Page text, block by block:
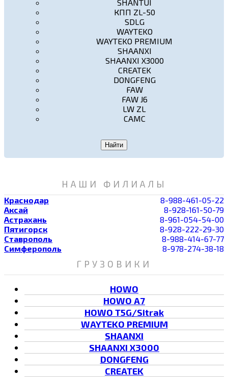
SHANTUI
КПП ZL-50
SDLG
WAYTEKO
WAYTEKO PREMIUM
SHAANXI
SHAANXI X3000
CREATEK
DONGFENG
FAW
FAW J6
LW ZL
CAMC
Найти
НАШИ ФИЛИАЛЫ
Краснодар
8-988-461-05-22
Аксай
8-928-161-50-79
Астрахань
8-961-054-54-00
Пятигорск
8-928-222-29-30
Ставрополь
8-988-414-67-77
Симферополь
8-978-274-38-18
ГРУЗОВИКИ
HOWO
HOWO A7
HOWO T5G/Sitrak
WAYTEKO PREMIUM
SHAANXI
SHAANXI X3000
DONGFENG
CREATEK